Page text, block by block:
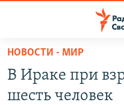
упрощенного
доступа
ПОДКАСТЫ
НОВОСТИ - МИР
В Ираке при
шесть человек